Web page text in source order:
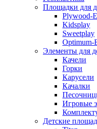
Площадки для
Plywood-
Kidsplay
Sweetplay
Оptimum-
Элементы для
Качели
Горки
Карусели
Качалки
Игровые
Детские